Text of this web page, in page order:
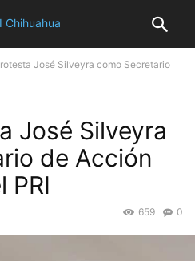
José Silveyra como Secretario
José Silveyra
de Acción
PRI
0
659